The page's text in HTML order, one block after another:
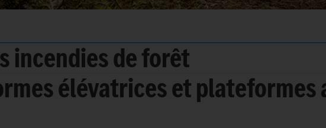
incendies de forêt
élévatrices et plateformes